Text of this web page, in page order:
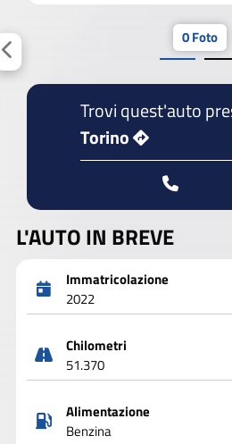
0 Foto
Trovi quest'auto
Torino
L'AUTO IN BREVE
Immatricolazione
2022
Chilometri
51.370
Alimentazione
Benzina